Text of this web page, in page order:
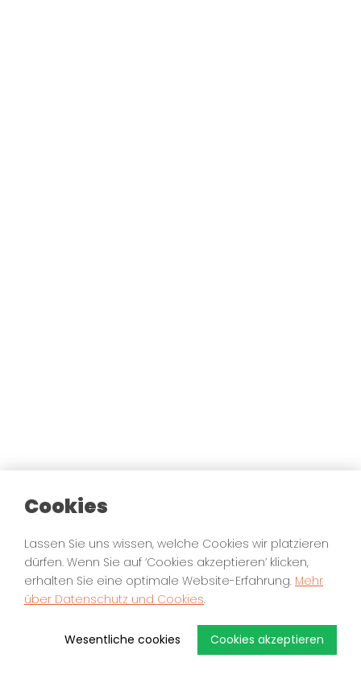
Cookies
Lassen Sie uns wissen, welche Cookies wir platzieren
dürfen. Wenn Sie auf ‘Cookies akzeptieren’ klicken,
erhalten Sie eine optimale Website-Erfahrung. Mehr
über Datenschutz und Cookies.
Cookies akzeptieren
Wesentliche cookies